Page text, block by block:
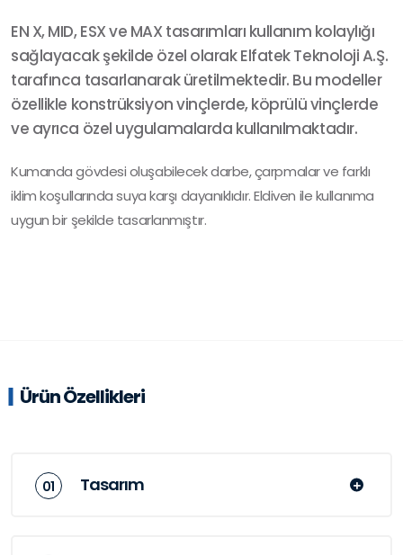
EN X, MID, ESX ve MAX tasarımları kullanım kolaylığı
sağlayacak şekilde özel olarak Elfatek Teknoloji A.Ş.
tarafınca tasarlanarak üretilmektedir. Bu modeller
özellikle konstrüksiyon vinçlerde, köprülü vinçlerde
ve ayrıca özel uygulamalarda kullanılmaktadır.
Kumanda gövdesi oluşabilecek darbe, çarpmalar ve farklı
iklim koşullarında suya karşı dayanıklıdır. Eldiven ile kullanıma
uygun bir şekilde tasarlanmıştır.
Ürün Özellikleri
Tasarım